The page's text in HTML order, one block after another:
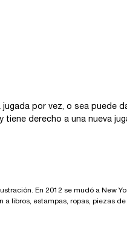
por vez, o sea puede
tiene derecho a una nueva
En 2012 se mudó a New
libros, estampas, ropas, piezas